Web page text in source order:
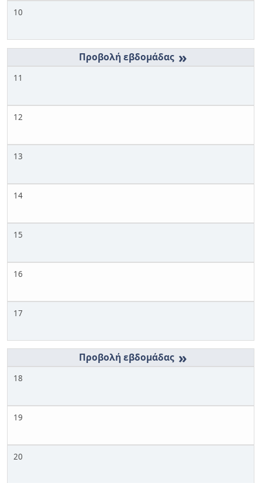
10
»
11
12
13
14
15
16
17
»
18
19
20